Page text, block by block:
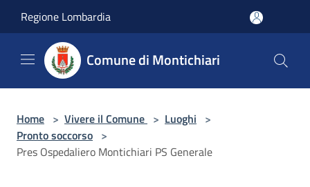
Regione Lombardia
Comune di Montichiari
Home > Vivere il Comune > Luoghi >
Pronto soccorso >
Pres Ospedaliero Montichiari PS Generale